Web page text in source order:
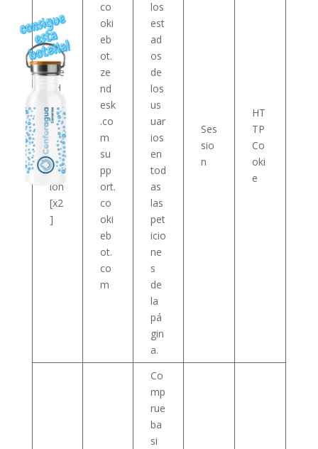
_ze
nd
esk
_sh
are
d_s
ess
ion
[x2
]
co
oki
eb
ot.
ze
nd
esk
.co
m
su
pp
ort.
co
oki
eb
ot.
co
m
los
est
ad
os
de
los
us
uar
ios
en
tod
as
las
pet
icio
ne
s
de
la
pá
gin
a.
Ses
sio
n
HT
TP
Co
oki
e
Co
mp
rue
ba
si